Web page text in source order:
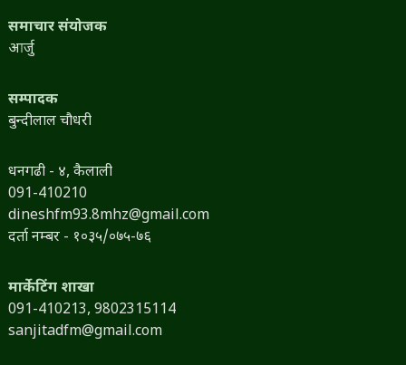
समाचार संयोजक
आर्जु
सम्पादक
बुन्दीलाल चौधरी
धनगढी - ४, कैलाली
091-410210
dineshfm93.8mhz@gmail.com
दर्ता नम्बर - १०३५/०७५-७६
मार्केटिंग शाखा
091-410213, 9802315114
sanjitadfm@gmail.com